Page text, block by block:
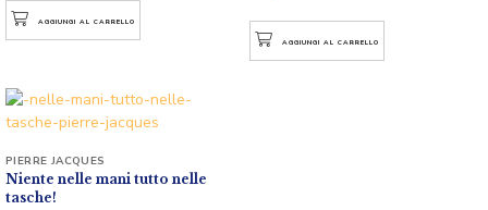
AGGIUNGI AL CARRELLO
AGGIUNGI AL CARRELLO
Niente nelle mani tutto nelle
tasche!
PIERRE JACQUES